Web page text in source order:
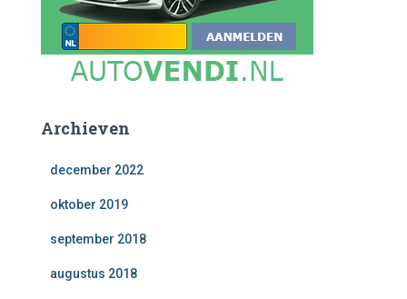
Archieven
december 2022
oktober 2019
september 2018
augustus 2018